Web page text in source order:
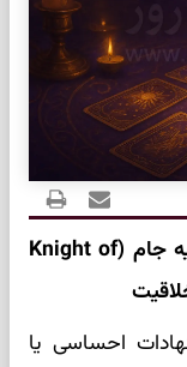
فروردین : شوالیه جام (Knight of
احساسی یا